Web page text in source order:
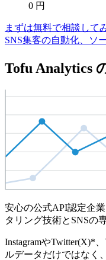
0 円
まずは無料で相談して
SNS集客の自動化、ソ
Tofu Analytics
安心の公式API認定企
タリング技術とSNSの
InstagramやTwitter(X)*
ルデータだけではなく